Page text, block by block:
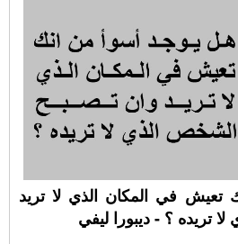
في المكان الذي لا تريد
تريده ؟ - ديبورا ليفي